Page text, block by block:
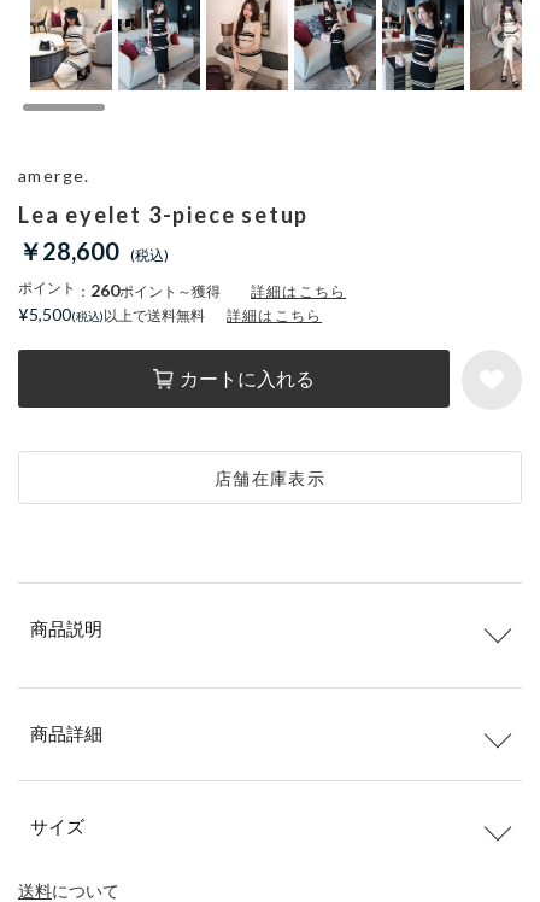
Lea eyelet 3-piece setup
￥28,600
ポイント ： 260ポイント～獲得 詳細はこちら
カートに入れる
店舗在庫表示
amerge.
¥5,500 以上で送料無料 詳細はこちら
送料について
商品説明
商品詳細
サイズ